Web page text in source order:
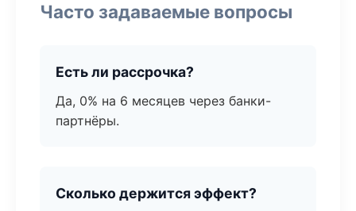
Часто задаваемые вопросы
Есть ли рассрочка?
Да, 0% на 6 месяцев через банки-
партнёры.
Сколько держится эффект?